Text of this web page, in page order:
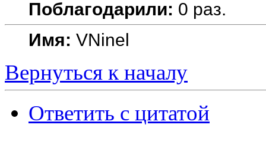
Поблагодарили: 0 раз.
Имя: VNinel
Вернуться к началу
Ответить с цитатой